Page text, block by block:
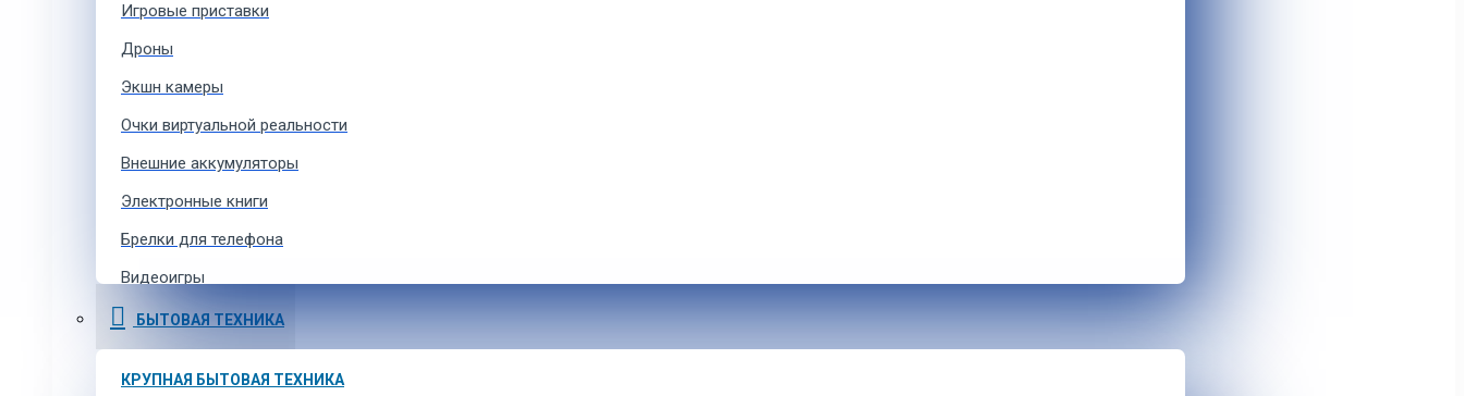
Игровые приставки
Дроны
Экшн камеры
Очки виртуальной реальности
Внешние аккумуляторы
Электронные книги
Брелки для телефона
Видеоигры
Ремешки для умных часов
Аксессуары для экшн-камер
БЫТОВАЯ ТЕХНИКА
КРУПНАЯ БЫТОВАЯ ТЕХНИКА